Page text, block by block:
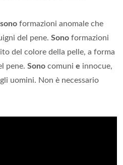
sono formazioni anomale che
del pene. Sono formazioni
del colore della pelle, a forma
pene. Sono comuni e innocue,
uomini. Non è necessario